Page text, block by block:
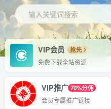
输入关键词搜索
VIP会员
抢先
免费下载全站资源
VIP推广 70%分佣
会员专属推广链接